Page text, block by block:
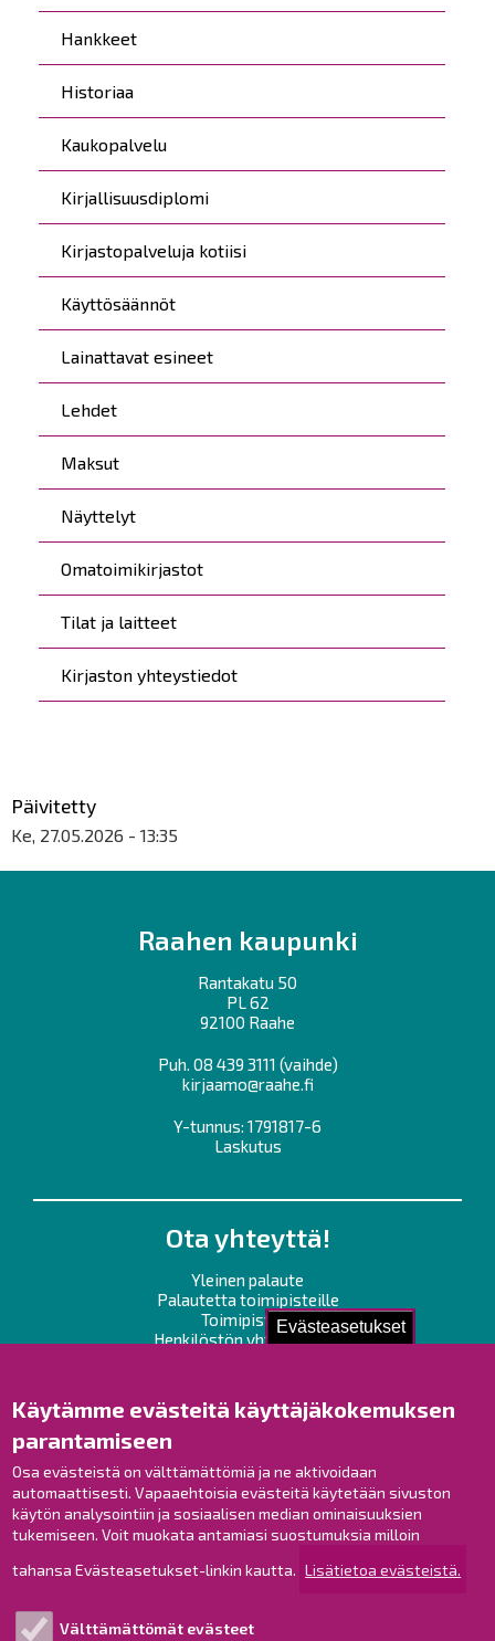
Evästeasetukset
Käytämme evästeitä käyttäjäkokemuksen
parantamiseen
Osa evästeistä on välttämättömiä ja ne aktivoidaan
automaattisesti. Vapaaehtoisia evästeitä käytetään sivuston
käytön analysointiin ja sosiaalisen median ominaisuuksien
tukemiseen. Voit muokata antamiasi suostumuksia milloin
tahansa Evästeasetukset-linkin kautta. Lisätietoa evästeistä.
Välttämättömät evästeet
Hankkeet
Historiaa
Kaukopalvelu
Kirjallisuusdiplomi
Kirjastopalveluja kotiisi
Käyttösäännöt
Lainattavat esineet
Lehdet
Maksut
Näyttelyt
Omatoimikirjastot
Tilat ja laitteet
Kirjaston yhteystiedot
Päivitetty
Ke, 27.05.2026 - 13:35
Raahen kaupunki
Rantakatu 50
PL 62
92100 Raahe
Puh. 08 439 3111 (vaihde)
kirjaamo@raahe.fi
Y-tunnus: 1791817-6
Laskutus
Ota yhteyttä!
Yleinen palaute
Palautetta toimipisteille
Toimipisteet
Henkilöstön yhteystiedot
Raahe Facebookissa
Raahe Instagramissa
Raahe LinkedInissä
Raahe YouTubessa